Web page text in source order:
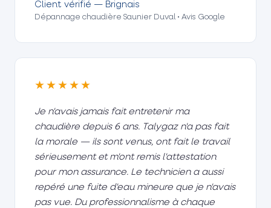
Client vérifié — Brignais
Dépannage chaudière Saunier Duval • Avis Google
★★★★★
Je n'avais jamais fait entretenir ma
chaudière depuis 6 ans. Talygaz n'a pas fait
la morale — ils sont venus, ont fait le travail
sérieusement et m'ont remis l'attestation
pour mon assurance. Le technicien a aussi
repéré une fuite d'eau mineure que je n'avais
pas vue. Du professionnalisme à chaque